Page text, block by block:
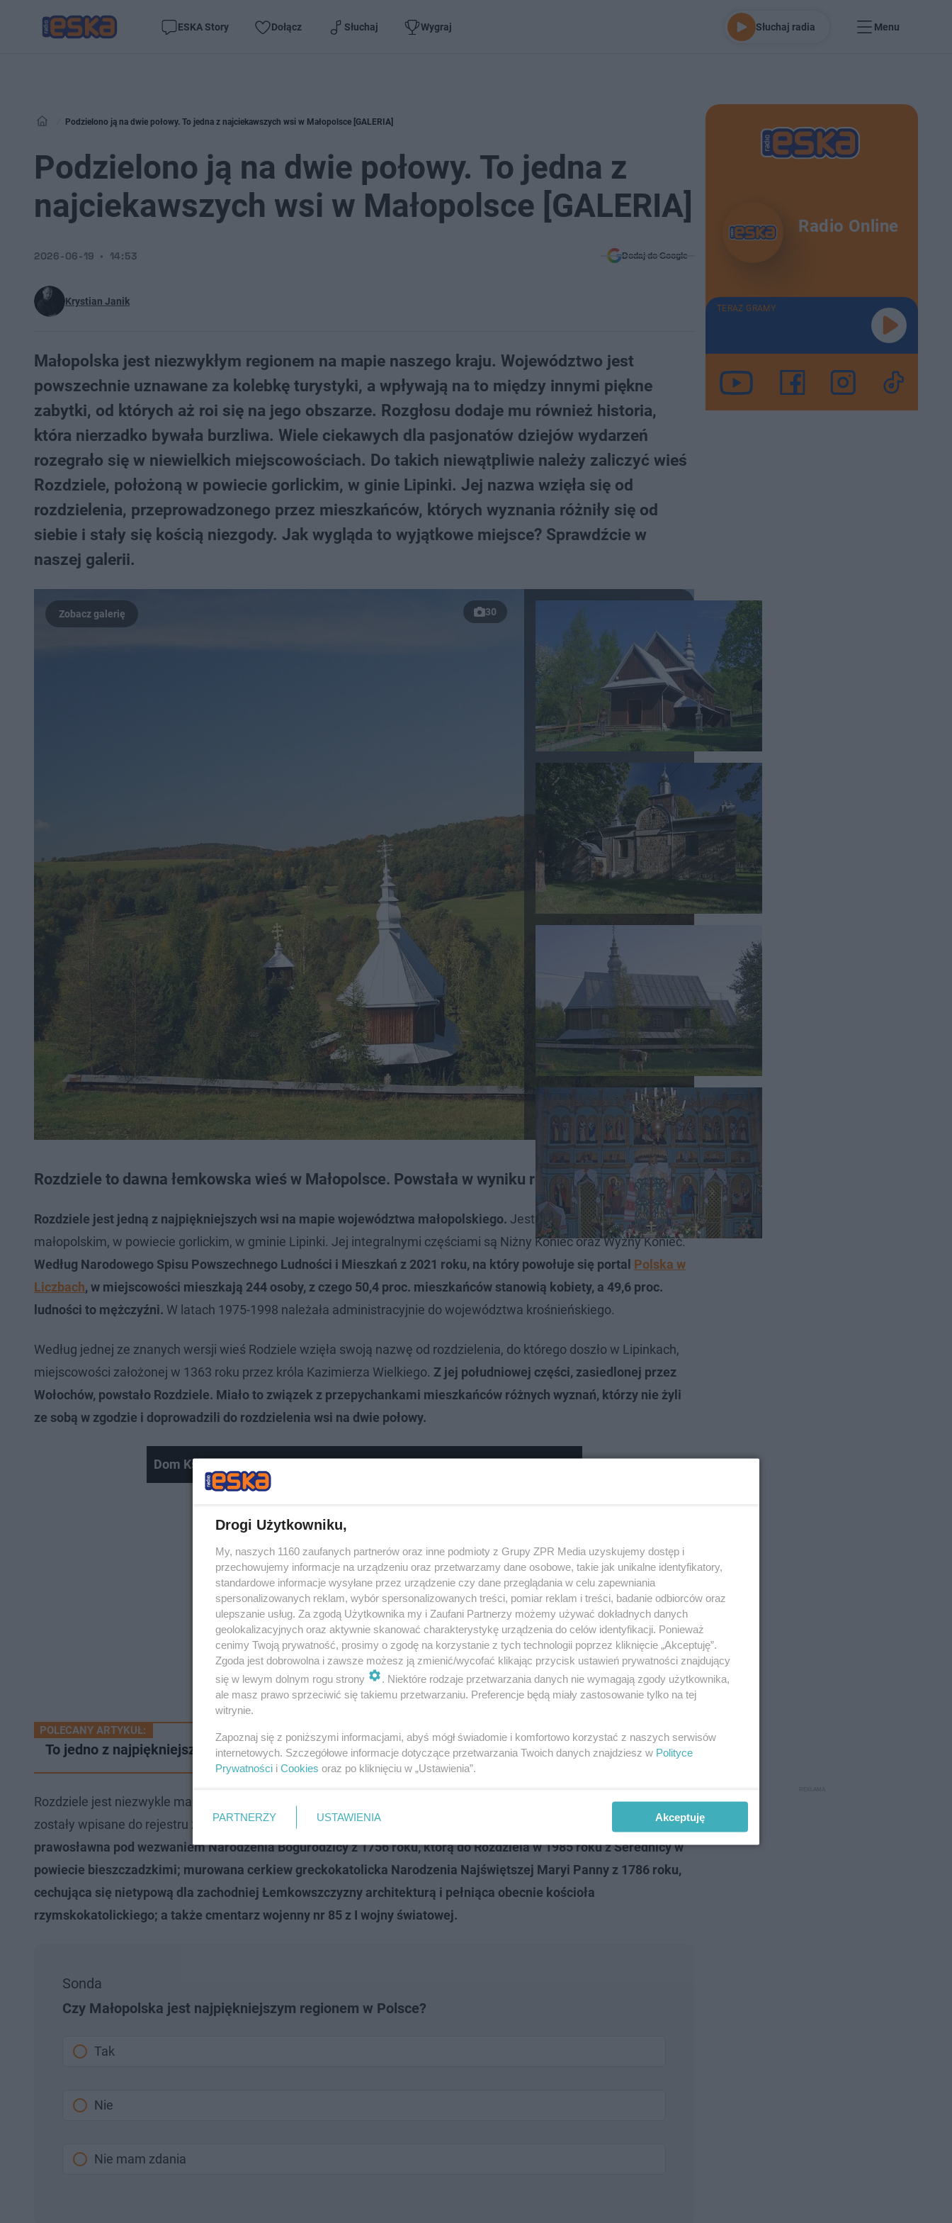
ESKA Story Dołącz Słuchaj Wygraj Słuchaj radia Menu
Podzielono ją na dwie połowy. To jedna z najciekawszych wsi w Małopolsce [GALERIA]
Podzielono ją na dwie połowy. To jedna z
najciekawszych wsi w Małopolsce [GALERIA]
Krystian Janik
2026-06-19 14:53 Dodaj do Google
Małopolska jest niezwykłym regionem na mapie naszego kraju. Województwo jest
powszechnie uznawane za kolebkę turystyki, a wpływają na to między innymi piękne
zabytki, od których aż roi się na jego obszarze. Rozgłosu dodaje mu również historia,
która nierzadko bywała burzliwa. Wiele ciekawych dla pasjonatów dziejów wydarzeń
rozegrało się w niewielkich miejscowościach. Do takich niewątpliwie należy zaliczyć wieś
Rozdziele, położoną w powiecie gorlickim, w ginie Lipinki. Jej nazwa wzięła się od
rozdzielenia, przeprowadzonego przez mieszkańców, których wyznania różniły się od
siebie i stały się kością niezgody. Jak wygląda to wyjątkowe miejsce? Sprawdźcie w
naszej galerii.
30
Rozdziele to dawna łemkowska wieś w Małopolsce. Powstała w wyniku rozdzielnia
Rozdziele jest jedną z najpiękniejszych wsi na mapie województwa małopolskiego. Jest położona w województwie
małopolskim, w powiecie gorlickim, w gminie Lipinki. Jej integralnymi częściami są Niżny Koniec oraz Wyżny Koniec.
Według Narodowego Spisu Powszechnego Ludności i Mieszkań z 2021 roku, na który powołuje się portal Polska w
Liczbach, w miejscowości mieszkają 244 osoby, z czego 50,4 proc. mieszkańców stanowią kobiety, a 49,6 proc.
ludności to mężczyźni. W latach 1975-1998 należała administracyjnie do województwa krośnieńskiego.
Według jednej ze znanych wersji wieś Rodziele wzięła swoją nazwę od rozdzielenia, do którego doszło w Lipinkach,
miejscowości założonej w 1363 roku przez króla Kazimierza Wielkiego. Z jej południowej części, zasiedlonej przez
Wołochów, powstało Rozdziele. Miało to związek z przepychankami mieszkańców różnych wyznań, którzy nie żyli
ze sobą w zgodzie i doprowadzili do rozdzielenia wsi na dwie połowy.
Dom Książków, Tarnów
POLECANY ARTYKUŁ:
To jedno z najpiękniejszych miast w zachodniej Małopolsce. O jego mieszkańcach …
Rozdziele jest niezwykle malowniczą miejscowością, w której znajduje się wiele wspaniałych zabytków. Trzy z nich
zostały wpisane do rejestru zabytków nieruchomych województwa małopolskiego. Są to:
prawosławna pod wezwaniem Narodzenia Bogurodzicy z 1756 roku, którą do Rozdziela w 1985 roku z Serednicy w
powiecie bieszczadzkimi; murowana cerkiew greckokatolicka Narodzenia Najświętszej Maryi Panny z 1786 roku,
cechująca się nietypową dla zachodniej Łemkowszczyzny architekturą i pełniąca obecnie kościoła
rzymskokatolickiego; a także cmentarz wojenny nr 85 z I wojny światowej.
Sonda
Czy Małopolska jest najpiękniejszym regionem w Polsce?
Tak
Nie
Nie mam zdania
Radio Online
TERAZ GRAMY
Drogi Użytkowniku,
My, naszych 1160 zaufanych partnerów oraz inne podmioty z Grupy ZPR Media uzyskujemy dostęp i
przechowujemy informacje na urządzeniu oraz przetwarzamy dane osobowe, takie jak unikalne identyfikatory,
standardowe informacje wysyłane przez urządzenie czy dane przeglądania w celu zapewniania
spersonalizowanych reklam, wybór spersonalizowanych treści, pomiar reklam i treści, badanie odbiorców oraz
ulepszanie usług. Za zgodą Użytkownika my i Zaufani Partnerzy możemy używać dokładnych danych
geolokalizacyjnych oraz aktywnie skanować charakterystykę urządzenia do celów identyfikacji. Ponieważ
cenimy Twoją prywatność, prosimy o zgodę na korzystanie z tych technologii poprzez kliknięcie „Akceptuję”.
Zgoda jest dobrowolna i zawsze możesz ją zmienić/wycofać klikając przycisk ustawień prywatności znajdujący
się w lewym dolnym rogu strony
. Niektóre rodzaje przetwarzania danych nie wymagają zgody użytkownika,
ale masz prawo sprzeciwić się takiemu przetwarzaniu. Preferencje będą miały zastosowanie tylko na tej
witrynie.
Zapoznaj się z poniższymi informacjami, abyś mógł świadomie i komfortowo korzystać z naszych serwisów
internetowych. Szczegółowe informacje dotyczące przetwarzania Twoich danych znajdziesz w Polityce
Prywatności i Cookies oraz po kliknięciu w „Ustawienia”.
PARTNERZY USTAWIENIA Akceptuję